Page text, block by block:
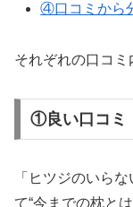
④口コミから
それぞれの口コミ
①良い口コミ
「ヒツジのいら
て“今までの枕と